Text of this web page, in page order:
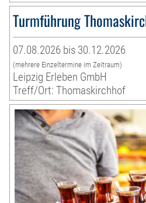
Turmführung
07.08.2026 bis 30.12.2026
(mehrere Einzeltermine im Zeitraum)
Leipzig Erleben GmbH
Treff/Ort: Thomaskirchhof